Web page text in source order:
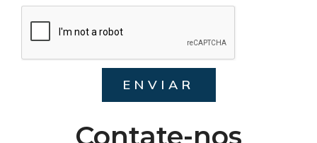
Contate-nos
ENVIAR